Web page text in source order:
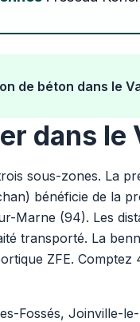
de béton dans le
dans le
sous-zones. La
bénéficie de la
Marne (94). Les
transporté. La
ZFE.
Fossés, Joinville-